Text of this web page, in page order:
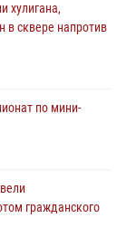
хулигана,
в сквере напротив
по мини-
гражданского